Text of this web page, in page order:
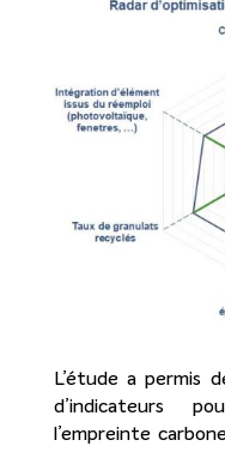
L’étude a permis
d’indicateurs
l’empreinte